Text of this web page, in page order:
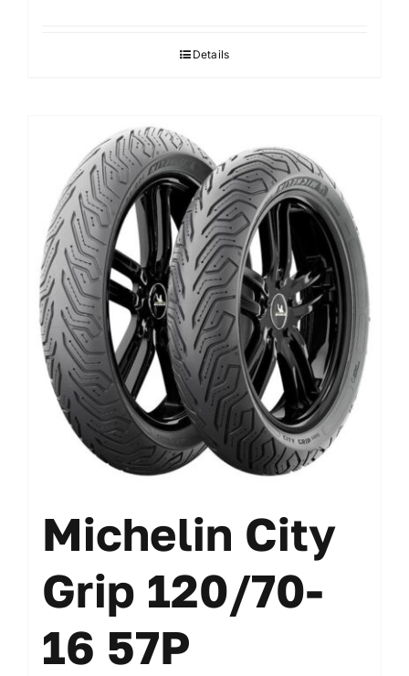
Details
Michelin City
Grip 120/70-
16 57P